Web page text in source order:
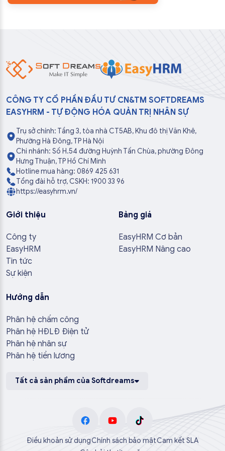
CÔNG TY CỔ PHẦN ĐẦU TƯ CN&TM SOFTDREAMS
EASYHRM - TỰ ĐỘNG HÓA QUẢN TRỊ NHÂN SỰ
Trụ sở chính: Tầng 3, tòa nhà CT5AB, Khu đô thị Văn Khê,
Phường Hà Đông, TP Hà Nội
Chi nhánh: Số H.54 đường Huỳnh Tấn Chùa, phường Đông
Hưng Thuận, TP Hồ Chí Minh
Hotline mua hàng: 0869 425 631
Tổng đài hỗ trợ, CSKH: 1900 33 96
https://easyhrm.vn/
Giới thiệu
Công ty
EasyHRM
Tin tức
Sự kiện
Bảng giá
EasyHRM Cơ bản
EasyHRM Nâng cao
Hướng dẫn
Phân hệ chấm công
Phân hệ HĐLĐ Điện tử
Phân hệ nhân sự
Phân hệ tiền lương
Tất cả sản phẩm của Softdreams
Điều khoản sử dụngChính sách bảo mậtCam kết SLA